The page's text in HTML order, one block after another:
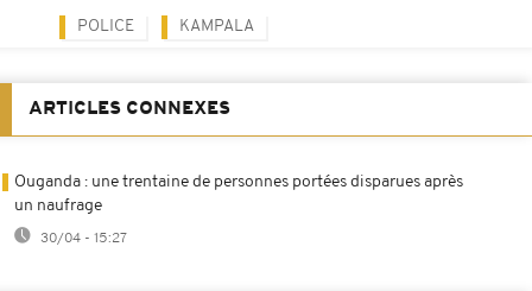
POLICE KAMPALA
ARTICLES CONNEXES
Ouganda : une trentaine de personnes portées disparues après
un naufrage
30/04 - 15:27